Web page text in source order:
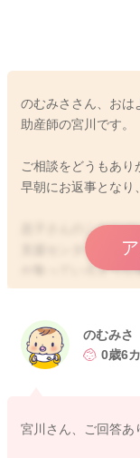
のむみささん、おは
助産師の宮川です。
ご相談をどうもあり
早朝にお返事となり
息子さんのことに
支援センターのク
が集っているよう
しょうか？
お家とは違う場所、
違いは小さな赤ちゃ
ものが出てくると思
のむみさ
0歳6
宮川さん、ご回答あ